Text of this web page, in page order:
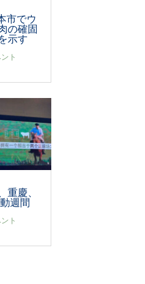
市でウ
の確固
示す
ト
重慶、
週間
ト